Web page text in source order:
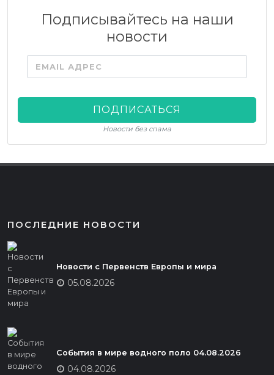
Подписывайтесь на наши
новости
EMAIL АДРЕС
ПОДПИСАТЬСЯ
Новости без спама
ПОСЛЕДНИЕ НОВОСТИ
Новости с Первенств Европы и мира
05.08.2026
События в мире водного поло 04.08.2026
04.08.2026